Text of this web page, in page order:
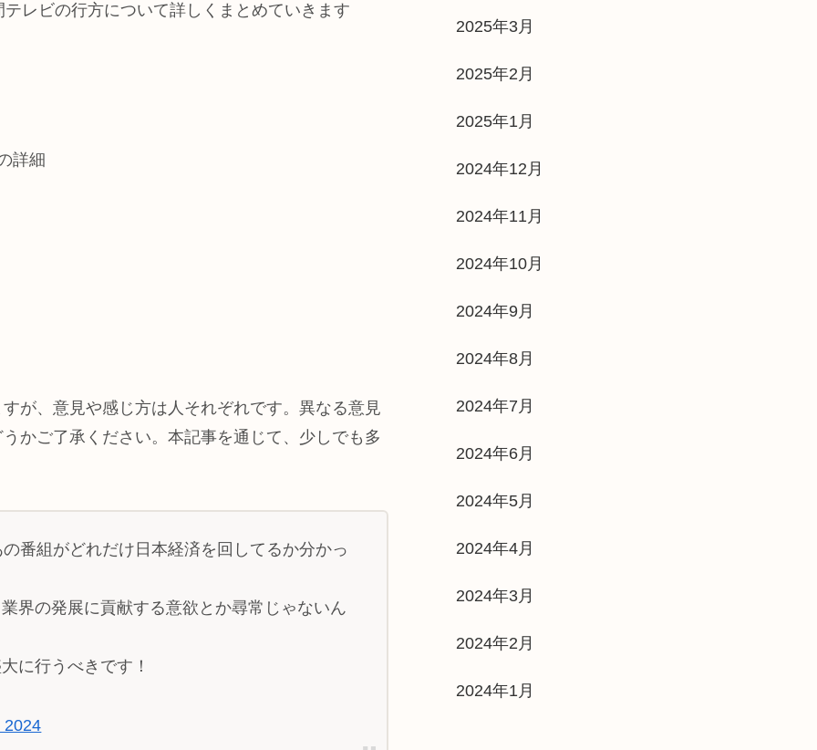
レビの行方について詳しくまとめていきます
詳細
が、意見や感じ方は人それぞれです。異なる意見
かご了承ください。本記事を通じて、少しでも多
番組がどれだけ日本経済を回してるか分かっ
界の発展に貢献する意欲とか尋常じゃないん
に行うべきです！
2024
2025年3月
2025年2月
2025年1月
2024年12月
2024年11月
2024年10月
2024年9月
2024年8月
2024年7月
2024年6月
2024年5月
2024年4月
2024年3月
2024年2月
2024年1月